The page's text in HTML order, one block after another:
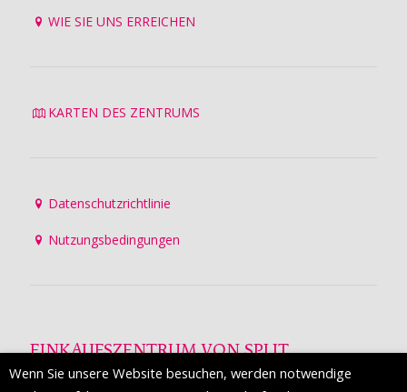
WIE SIE UNS ERREICHEN
KARTEN DES ZENTRUMS
Datenschutzrichtlinie
Nutzungsbedingungen
EINKAUFSZENTRUM VON SPLIT
Die Mall of Split ist ein prestigeträchtiges Einkaufsziel mit
Wenn Sie unsere Website besuchen, werden notwendige